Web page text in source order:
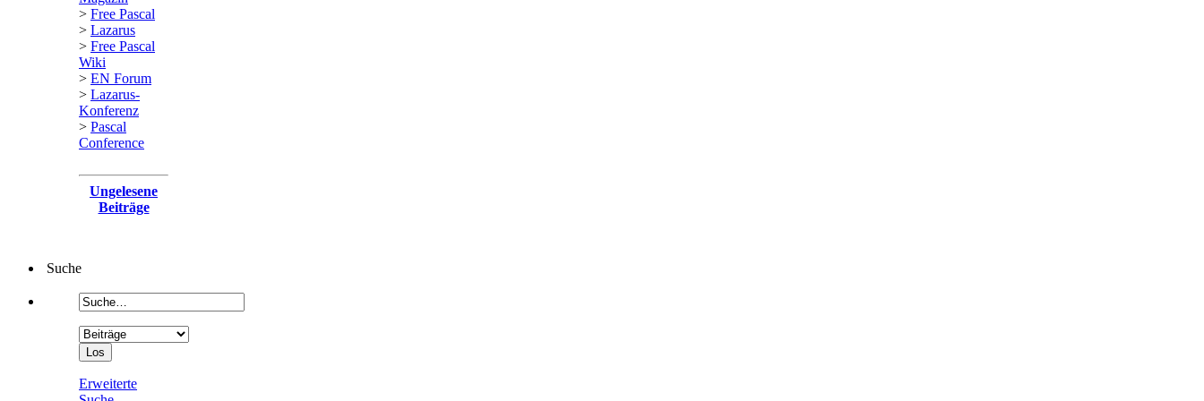
> Free Pascal
> Lazarus
> Free Pascal
Wiki
> EN Forum
> Lazarus-
Konferenz
> Pascal
Conference
Ungelesene
Beiträge
Suche
Erweiterte